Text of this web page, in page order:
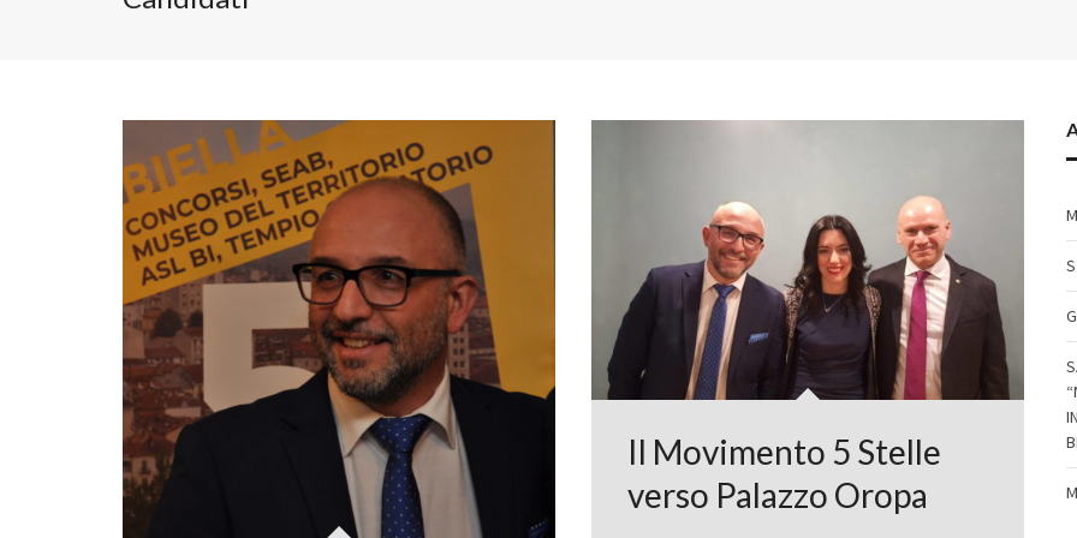
Il Movimento 5 Stelle
verso Palazzo Oropa